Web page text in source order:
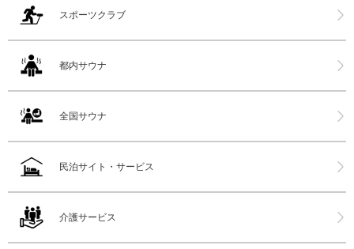
スポーツクラブ
都内サウナ
全国サウナ
民泊サイト・サービス
介護サービス